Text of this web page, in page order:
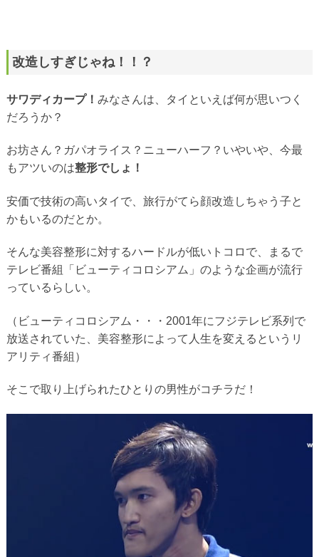
改造しすぎじゃね！！？
サワディカープ！ みなさんは、タイといえば何が思いつく
だろうか？
お坊さん？ガパオライス？ニューハーフ？いやいや、今最
もアツいのは整形でしょ！
安価で技術の高いタイで、旅行がてら顔改造しちゃう子と
かもいるのだとか。
そんな美容整形に対するハードルが低いトコロで、まるで
テレビ番組「ビューティコロシアム」のような企画が流行
っているらしい。
（ビューティコロシアム・・・2001年にフジテレビ系列で
放送されていた、美容整形によって人生を変えるというリ
アリティ番組）
そこで取り上げられたひとりの男性がコチラだ！